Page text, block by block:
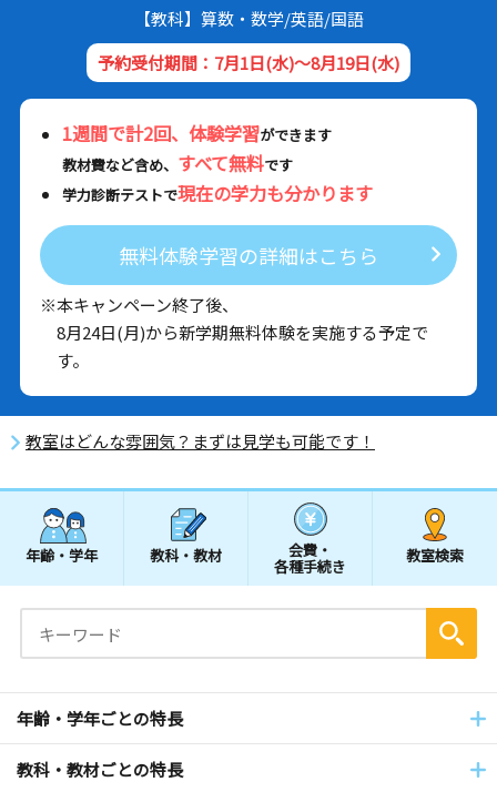
【教科】算数・数学/英語/国語
予約受付期間：7月1日(水)～8月19日(水)
1週間で計2回、体験学習ができます
教材費など含め、 すべて無料です
学力診断テストで現在の学力も分かります
無料体験学習の詳細はこちら
※本キャンペーン終了後、
8月24日(月)から新学期無料体験を実施する予定で
す。
教室はどんな雰囲気？まずは見学も可能です！
年齢・学年 教科・教材 会費・
各種手続き
教室検索
年齢・学年ごとの特長
教科・教材ごとの特長